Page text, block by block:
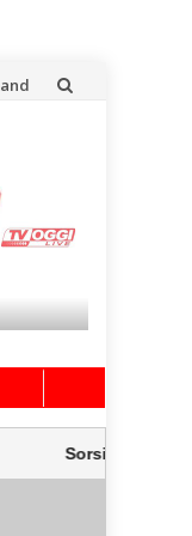
di Benessere –